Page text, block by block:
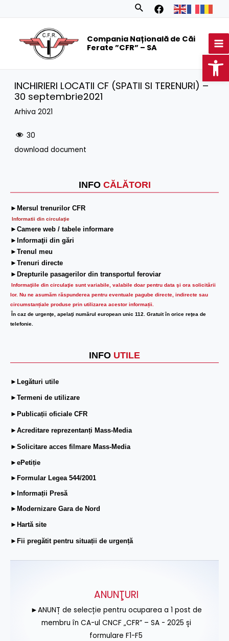
Search
Compania Națională de Căi
Ferate ”CFR” – SA
INFO CĂLĂTORI
►Mersul trenurilor CFR
Informatii din circulaţie
►Camere web / tabele informare
►Informaţii din gări
►Trenul meu
►Trenuri directe
►Drepturile pasagerilor din transportul feroviar
Informaţiile din circulaţie sunt variabile, valabile doar pentru data şi ora solicitării
lor. Nu ne asumăm răspunderea pentru eventuale pagube directe, indirecte sau
circumstanțiale produse prin utilizarea acestor informații.
În caz de urgenţe, apelaţi numărul european unic 112. Gratuit în orice reţea de
telefonie.
INFO UTILE
►Legături utile
►Termeni de utilizare
►Publicații oficiale CFR
►Acreditare reprezentanți Mass-Media
►Solicitare acces filmare Mass-Media
►ePetiție
►Formular Legea 544/2001
►Informații Presă
►Modernizare Gara de Nord
►Hartă site
►Fii pregătit pentru situații de urgență
INCHIRIERI LOCATII CF (SPATII SI TERENURI) –
30 septembrie2021
Arhiva 2021
30
download document
ANUNŢURI
►ANUNȚ de selecție pentru ocuparea a 1 post de
membru în CA-ul CNCF „CFR” – SA - 2025 și
formulare F1-F5